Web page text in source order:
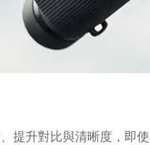
提升對比與清晰度，即